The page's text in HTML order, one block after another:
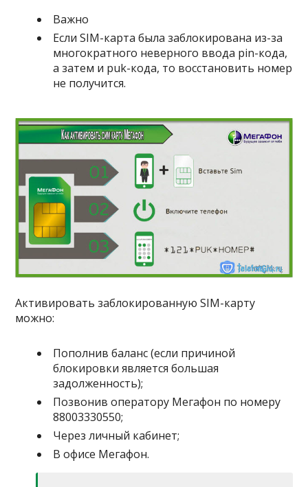
Важно
Если SIM-карта была заблокирована из-за
многократного неверного ввода pin-кода,
а затем и puk-кода, то восстановить номер
не получится.
Активировать заблокированную SIM-карту
можно:
Пополнив баланс (если причиной
блокировки является большая
задолженность);
Позвонив оператору Мегафон по номеру
88003330550;
Через личный кабинет;
В офисе Мегафон.